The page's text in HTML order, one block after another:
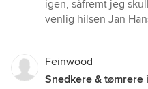
igen, såfremt jeg
venlig hilsen Jan
Feinwood
Snedkere & tømrere